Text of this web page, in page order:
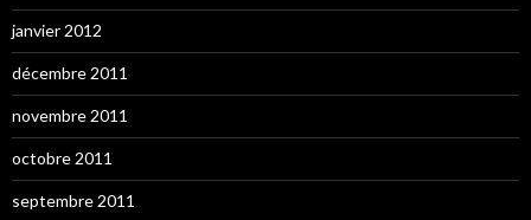
janvier 2012
décembre 2011
novembre 2011
octobre 2011
septembre 2011